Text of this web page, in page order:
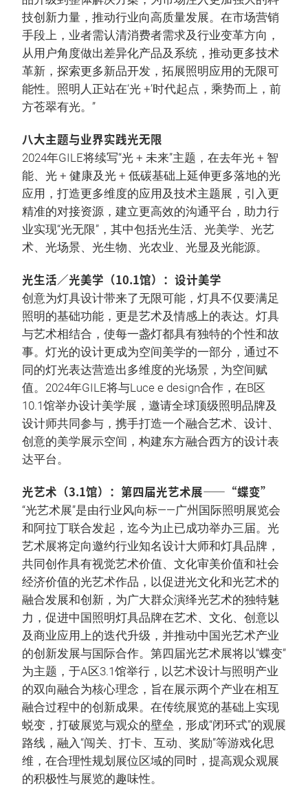
技创新力量，推动行业向高质量发展。在市场营销
手段上，业者需认清消费者需求及行业变革方向，
从用户角度做出差异化产品及系统，推动更多技术
革新，探索更多新品开发，拓展照明应用的无限可
能性。照明人正站在‘光 +’时代起点，乘势而上，前
方苍翠有光。”
八大主题与业界实践光无限
2024年GILE将续写“光 + 未来”主题，在去年光 + 智
能、光 + 健康及光 + 低碳基础上延伸更多落地的光
应用，打造更多维度的应用及技术主题展，引入更
精准的对接资源，建立更高效的沟通平台，助力行
业实现“光无限”，其中包括光生活、光美学、光艺
术、光场景、光生物、光农业、光显及光能源。
光生活／光美学（10.1馆）：设计美学
创意为灯具设计带来了无限可能，灯具不仅要满足
照明的基础功能，更是艺术及情感上的表达。灯具
与艺术相结合，使每一盏灯都具有独特的个性和故
事。灯光的设计更成为空间美学的一部分，通过不
同的灯光表达营造出多维度的光场景，为空间赋
值。2024年GILE将与Luce e design合作，在B区
10.1馆举办设计美学展，邀请全球顶级照明品牌及
设计师共同参与，携手打造一个融合艺术、设计、
创意的美学展示空间，构建东方融合西方的设计表
达平台。
光艺术（3.1馆）：第四届光艺术展——“蝶变”
“光艺术展”是由行业风向标——广州国际照明展览会
和阿拉丁联合发起，迄今为止已成功举办三届。光
艺术展将定向邀约行业知名设计大师和灯具品牌，
共同创作具有视觉艺术价值、文化审美价值和社会
经济价值的光艺术作品，以促进光文化和光艺术的
融合发展和创新，为广大群众演绎光艺术的独特魅
力，促进中国照明灯具品牌在艺术、文化、创意以
及商业应用上的迭代升级，并推动中国光艺术产业
的创新发展与国际合作。第四届光艺术展将以“蝶变”
为主题，于A区3.1馆举行，以艺术设计与照明产业
的双向融合为核心理念，旨在展示两个产业在相互
融合过程中的创新成果。在传统展览的基础上实现
蜕变，打破展览与观众的壁垒，形成“闭环式”的观展
路线，融入“闯关、打卡、互动、奖励”等游戏化思
维，在合理性规划展位区域的同时，提高观众观展
的积极性与展览的趣味性。